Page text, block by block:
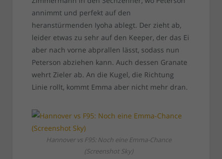
annimmt und perfekt auf den
heranstürmenden Iyoha ablegt. Der zieht ab,
leider etwas zu sehr auf den Keeper, der das Ei
aber nach vorne abprallen lässt, sodass nun
Peterson abziehen kann. Auch dessen Granate
wehrt Zieler ab. An die Kugel, die Richtung
Linie rollt, kommt Emma aber nicht mehr dran.
Hannover vs F95: Noch eine Emma-Chance
(Screenshot Sky)